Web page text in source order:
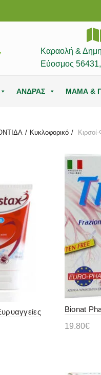
Καραολή &
Εύοσμος
ΑΝΔΡΑΣ ΜΑΜΑ &
Κυκλοφορικό
Bionat
19.80€